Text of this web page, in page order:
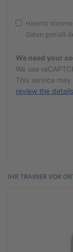
Hiermit
Daten gemäß
We need your
We use
This service
review the details
IHR TRAINER VOR